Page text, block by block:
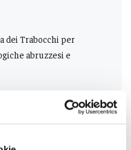
dei Trabocchi per
abruzzesi e